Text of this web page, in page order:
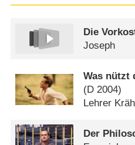
Die
Joseph
Was nützt
(D 2004)
Lehrer
Der